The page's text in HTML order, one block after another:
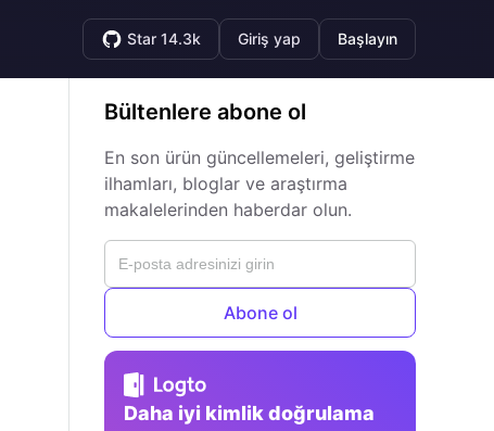
Star 14.3k Giriş yap Başlayın
Bültenlere abone ol
En son ürün güncellemeleri, geliştirme
ilhamları, bloglar ve araştırma
makalelerinden haberdar olun.
Abone ol
Daha iyi kimlik doğrulama